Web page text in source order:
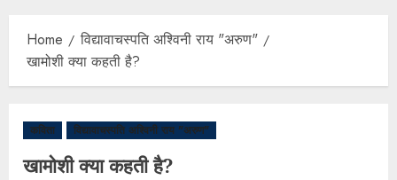
Home
विद्यावाचस्पति अश्विनी राय "अरुण"
खामोशी क्या कहती है?
कविता विद्यावाचस्पति अश्विनी राय "अरुण"
खामोशी क्या कहती है?